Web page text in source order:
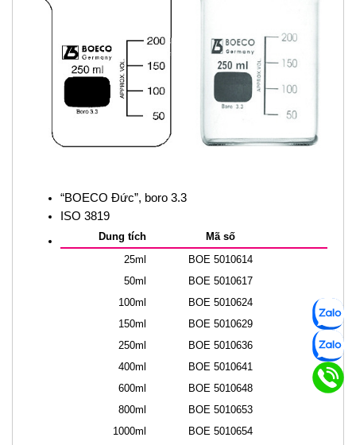
“BOECO Đức”, boro 3.3
ISO 3819
Dung tích
Mã số
25ml
BOE 5010614
50ml
BOE 5010617
100ml
BOE 5010624
150ml
BOE 5010629
250ml
BOE 5010636
400ml
BOE 5010641
600ml
BOE 5010648
800ml
BOE 5010653
1000ml
BOE 5010654